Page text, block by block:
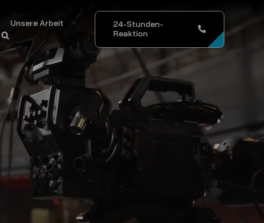
Unsere Arbeit
24-Stunden-
Reaktion